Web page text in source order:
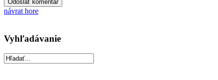
návrat hore
Vyhľadávanie